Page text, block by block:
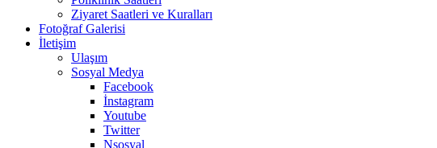
Ziyaret Saatleri ve Kuralları
Fotoğraf Galerisi
İletişim
Ulaşım
Sosyal Medya
Facebook
İnstagram
Youtube
Twitter
Nsosyal